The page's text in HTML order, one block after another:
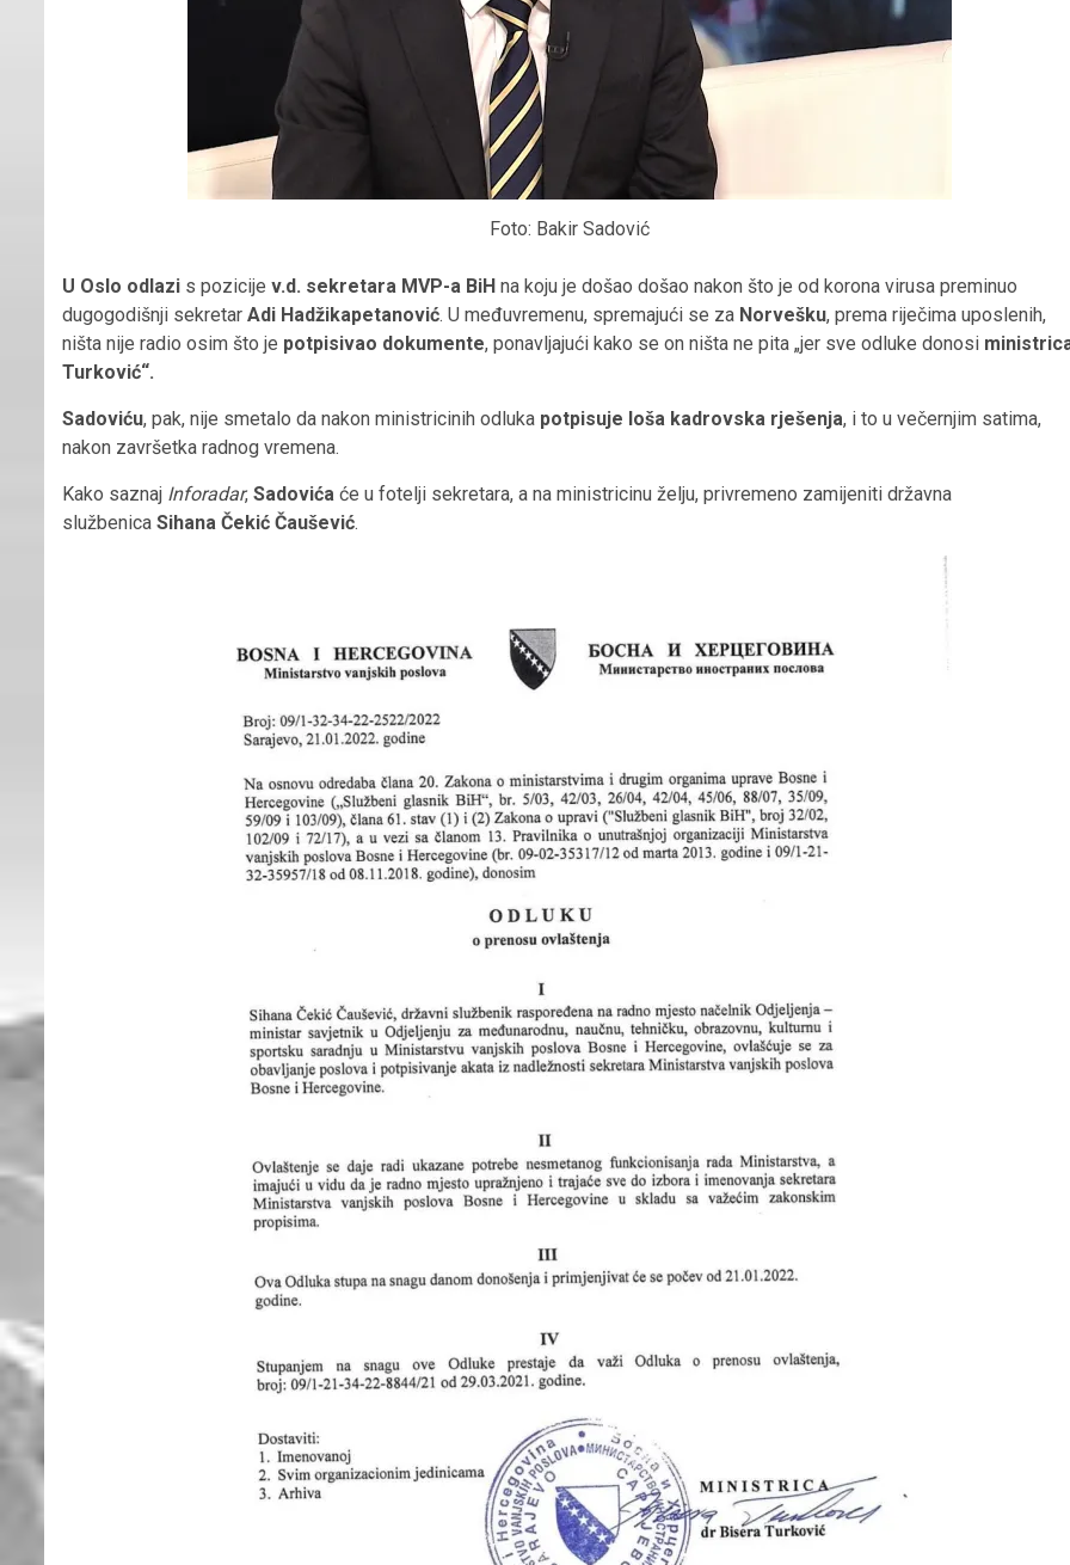
Foto: Bakir Sadović
U Oslo odlazi s pozicije v.d. sekretara MVP-a BiH na koju je došao došao nakon što je od korona virusa preminuo
dugogodišnji sekretar Adi Hadžikapetanović. U međuvremenu, spremajući se za Norvešku, prema riječima uposlenih,
ništa nije radio osim što je potpisivao dokumente, ponavljajući kako se on ništa ne pita „jer sve odluke donosi
Turković“.
Sadoviću, pak, nije smetalo da nakon ministricinih odluka potpisuje loša kadrovska rješenja, i to u večernjim satima,
nakon završetka radnog vremena.
Kako saznaj Inforadar, Sadovića će u fotelji sekretara, a na ministricinu želju, privremeno zamijeniti državna
službenica Sihana Čekić Čaušević.